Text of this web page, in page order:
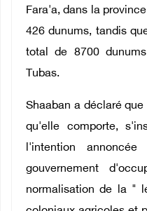
Fara'a, dans la
426 dunums, tandis
total de 8700
Tubas.
Shaaban a déclaré
qu'elle comporte,
l'intention
gouvernement
normalisation de la "